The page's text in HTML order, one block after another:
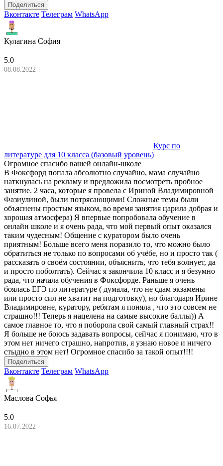
Поделиться
Вконтакте Телеграм WhatsApp
Кулагина София
5.0
08.08.2022
Курс по
литературе для 10 класса (базовый уровень)
Огромное спасибо вашей онлайн-школе
В Фоксфорд попала абсолютно случайно, мама случайно
наткнулась на рекламу и предложила посмотреть пробное
занятие. 2 часа, которые я провела с Ириной Владимировной
Фазиулиной, были потрясающими! Сложные темы были
объяснены простым языком, во время занятия царила добрая и
хорошая атмосфера) Я впервые попробовала обучение в
онлайн школе и я очень рада, что мой первый опыт оказался
таким чудесным! Общение с куратором было очень
приятным! Больше всего меня поразило то, что можно было
обратиться не только по вопросами об учёбе, но и просто так (
рассказать о своём состоянии, объяснить, что тебя волнует, да
и просто поболтать). Сейчас я закончила 10 класс и я безумно
рада, что начала обучения в Фоксфорде. Раньше я очень
боялась ЕГЭ по литературе ( думала, что не сдам экзамены
или просто сил не хватит на подготовку), но благодаря Ирине
Владимировне, куратору, ребятам я поняла , что это совсем не
страшно!!! Теперь я нацелена на самые высокие баллы)) А
самое главное то, что я поборола свой самый главный страх!!
Я больше не боюсь задавать вопросы, сейчас я понимаю, что в
этом нет ничего страшно, напротив, я узнаю новое и ничего
стыдно в этом нет! Огромное спасибо за такой опыт!!!!
Поделиться
Вконтакте Телеграм WhatsApp
Маслова Софья
5.0
16.07.2022